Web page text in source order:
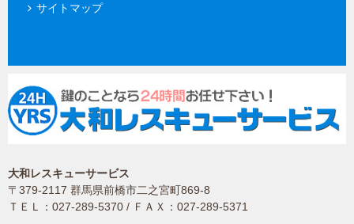
サイトマップ
大和レスキューサービス
〒379-2117 群馬県前橋市二之宮町869-8
ＴＥＬ：027-289-5370 / ＦＡＸ：027-289-5371